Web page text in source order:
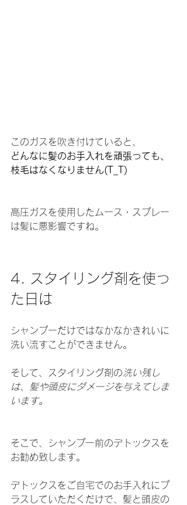
このガスを吹き付けていると、
どんなに髪のお手入れを頑張っても、
枝毛はなくなりません(T_T)
高圧ガスを使用したムース・スプレー
は髪に悪影響ですね。
4. スタイリング剤を使っ
た日は
シャンプーだけではなかなかきれいに
洗い流すことができません。
そして、スタイリング剤の 洗い残し
は、髪や頭皮にダメージを与えてしま
います。
そこで、シャンプー前のデトックスを
お勧め致します。
デトックスをご自宅でのお手入れにプ
ラスしていただくだけで、髪と頭皮の